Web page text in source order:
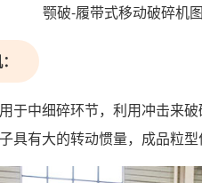
颚破-履带式移动破碎机‌
于‌中细碎环节‌，利用冲击来
具有大的转动惯量，成品粒型